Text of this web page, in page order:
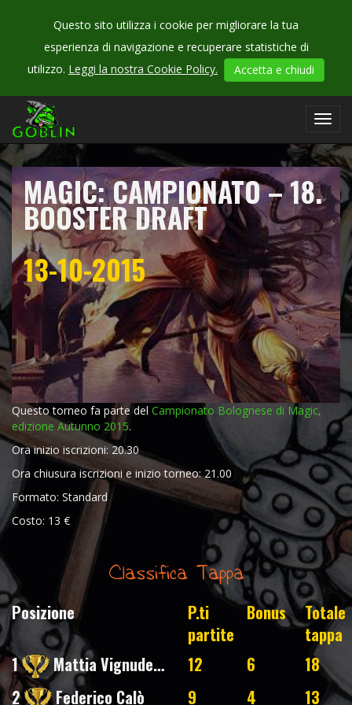
Questo sito utilizza i cookie per migliorare la tua
esperienza di navigazione e recuperare statistiche di
utilizzo. Leggi la nostra Cookie Policy. Accetta e chiudi
CHECK
OUR
MAGIC: CAMPIONATO – 18.
BOOSTER DRAFT
13-10-2015
Questo torneo fa parte del Campionato Bolognese di Magic,
edizione Autunno 2015.
Ora inizio iscrizioni: 20.30
Ora chiusura iscrizioni e inizio torneo: 21.00
Formato: Standard
Costo: 13 €
Classifica Tappa
Posizione
P.ti
partite
Bonus
Totale
tappa
1
Mattia Vignudelli 12 6
18
2
Federico Calò 9 4 13